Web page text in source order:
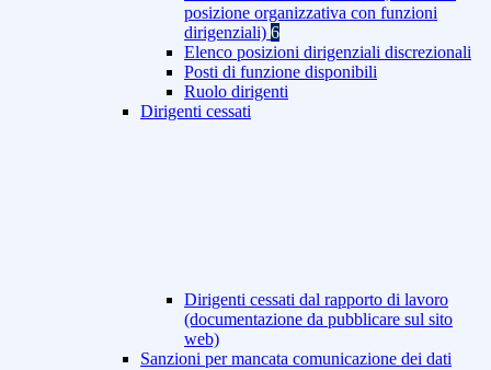
posizione organizzativa con funzioni
dirigenziali) 6
Elenco posizioni dirigenziali discrezionali
Posti di funzione disponibili
Ruolo dirigenti
Dirigenti cessati
Dirigenti cessati dal rapporto di lavoro
(documentazione da pubblicare sul sito
web)
Sanzioni per mancata comunicazione dei dati